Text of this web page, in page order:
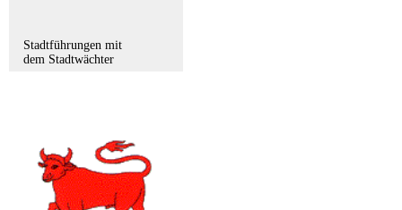
Stadtführungen mit
dem Stadtwächter